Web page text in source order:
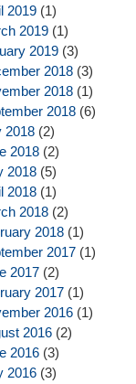
2019(1)
2019(1)
2019(3)
2018(3)
2018(1)
2018(6)
2018(2)
2018(2)
2018(5)
2018(1)
2018(2)
2018(1)
2017(1)
2017(2)
2017(1)
2016(1)
2016(2)
2016(3)
2016(3)